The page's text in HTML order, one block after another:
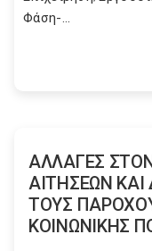
Φάση-...
ΑΛΛΑΓΕΣ
ΑΙΤΗΣΕΩΝ ΚΑΙ
ΤΟΥΣ
ΚΟΙΝΩΝΙΚΗΣ